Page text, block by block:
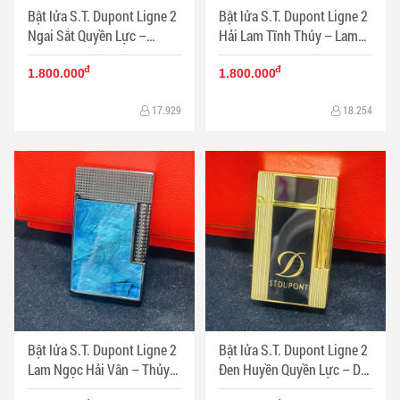
Bật lửa S.T. Dupont Ligne 2
Ngai Sắt Quyền Lực –
Vương Tọa Vô Danh | Nghệ
thuật men cao cấp Pháp -
1.800.000đ
17.929
Bật lửa S.T. Dupont Ligne 2
Hải Lam Tĩnh Thủy – Lam
Ngọc Tụ Khí | Tuyệt tác men
nghệ thuật Pháp - Mã SP:
1.800.000đ
18.254
Bật lửa S.T. Dupont Ligne 2
Lam Ngọc Hải Vân – Thủy
Khí Tĩnh Tâm | Men đá xanh
Bật lửa S.T. Dupont Ligne 2
Đen Huyền Quyền Lực – D
Monogram Hoàng Kim | Tối